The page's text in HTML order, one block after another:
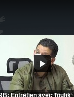
Entretien avec Toufik